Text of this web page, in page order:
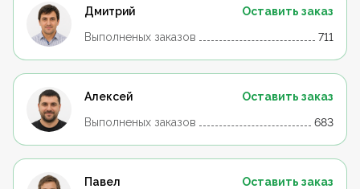
Дмитрий
Оставить заказ
Выполненых заказов
711
Алексей
Оставить заказ
Выполненых заказов
683
Павел
Оставить заказ